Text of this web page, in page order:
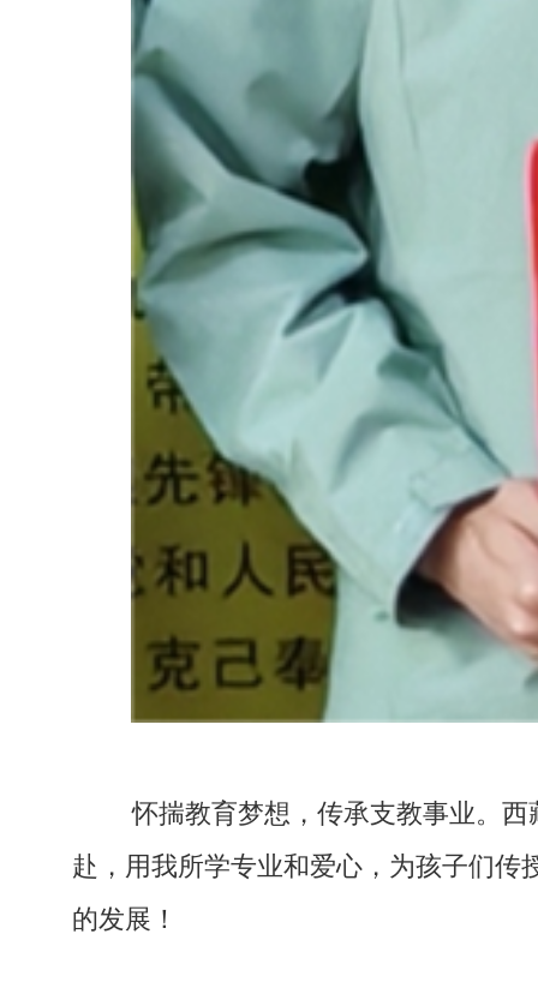
怀揣教育梦想，传承支教事业。
赴，用我所学专业和爱心，为孩子们传
的发展！